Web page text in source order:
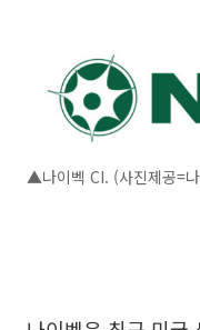
▲나이벡 CI. (사진제공=